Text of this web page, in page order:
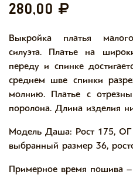
280,00
Выкройка платья
силуэта. Платье на
переду и спинке
среднем шве спинки
молнию. Платье с
поролона. Длина изделия
Модель Даша: Рост 175,
выбранный размер 36,
Примерное время пошива